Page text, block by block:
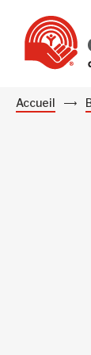
Accueil